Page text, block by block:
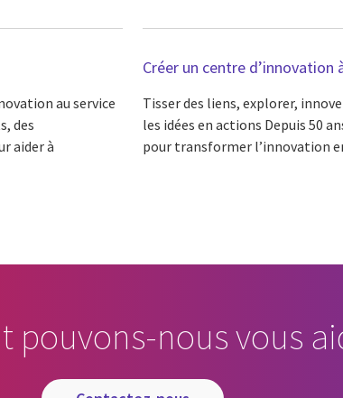
au service
des
aider à
Créer un centre d’innovation
Tisser des liens, explorer,
les idées en actions Depuis 50
pour transformer l’innovation
pouvons-nous vous